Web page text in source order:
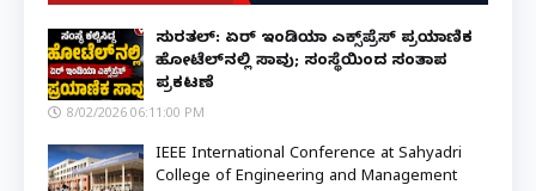
ಸುರತ್ಕಲ್: ಏರ್ ಇಂಡಿಯಾ ಎಕ್ಸ್‌ಪ್ರೆಸ್ ಪ್ರಯಾಣಿಕ
ಹೋಟೆಲ್‌ನಲ್ಲಿ ಸಾವು; ಸಂಸ್ಥೆಯಿಂದ ಸಂತಾಪ
ಪ್ರಕಟಣೆ
8/02/2026 06:11:00 PM
IEEE International Conference at Sahyadri
College of Engineering and Management